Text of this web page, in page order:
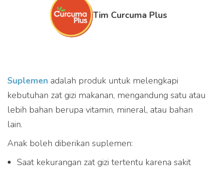
Tim Curcuma Plus
Suplemen adalah produk untuk melengkapi
kebutuhan zat gizi makanan, mengandung satu atau
lebih bahan berupa vitamin, mineral, atau bahan
lain.
Anak boleh diberikan suplemen:
Saat kekurangan zat gizi tertentu karena sakit